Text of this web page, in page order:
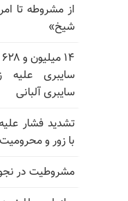
از مشروطه تا
شیخ»
سایبری علیه
سایبری آلبانی
تشدید فشار
با زور و
مشروطیت در نجوا